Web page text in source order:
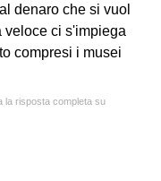
denaro che si vuol
veloce ci s'impiega
compresi i musei
la risposta completa su